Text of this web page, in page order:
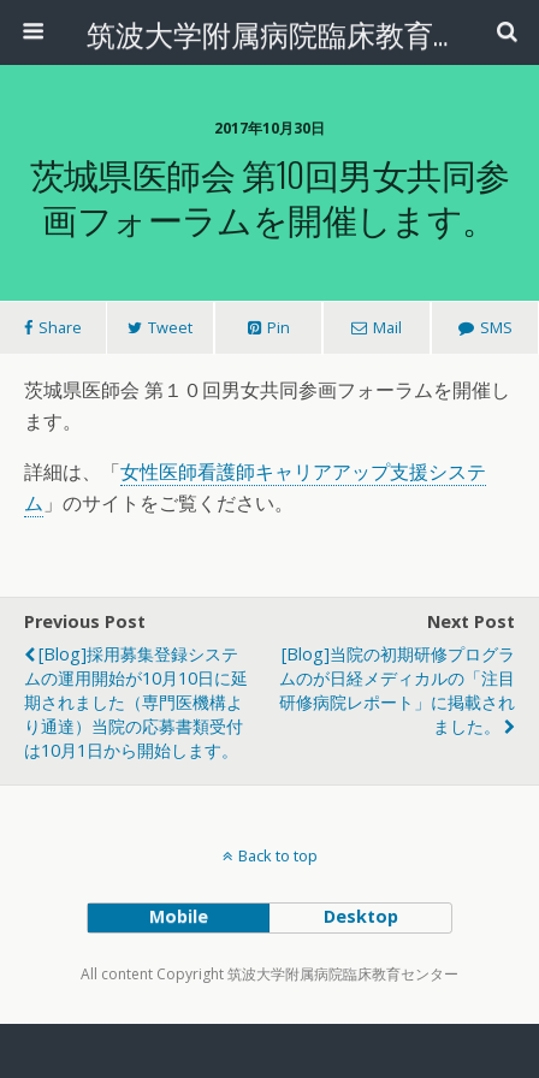
筑波大学附属病院臨床教育センター
2017年10月30日
茨城県医師会 第10回男女共同参
画フォーラムを開催します。
Share Tweet Pin Mail SMS
茨城県医師会 第１０回男女共同参画フォーラムを開催し
ます。
詳細は、「女性医師看護師キャリアアップ支援システ
ム 」のサイトをご覧ください。
Previous Post
[Blog]採用募集登録システ
ムの運用開始が10月10日に延
期されました（専門医機構よ
り通達）当院の応募書類受付
は10月1日から開始します。
Next Post
[Blog]当院の初期研修プログラ
ムのが日経メディカルの「注目
研修病院レポート」に掲載され
ました。
Back to top
Mobile Desktop
All content Copyright 筑波大学附属病院臨床教育センター